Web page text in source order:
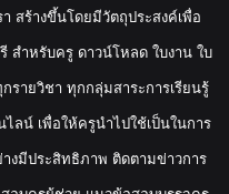
สร้างขึ้นโดยมีวัตถุประสงค์เพื่อ
สำหรับครู ดาวน์โหลด ใบงาน ใบ
ายวิชา ทุกกลุ่มสาระการเรียนรู้
ลน์ เพื่อให้ครูนำไปใช้เป็นในการ
งมีประสิทธิภาพ ติดตามข่าวการ